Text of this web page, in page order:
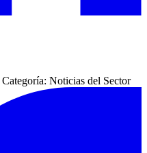
Categoría: Noticias del Sector